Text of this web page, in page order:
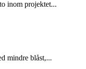
inom projektet...
mindre blåst,...